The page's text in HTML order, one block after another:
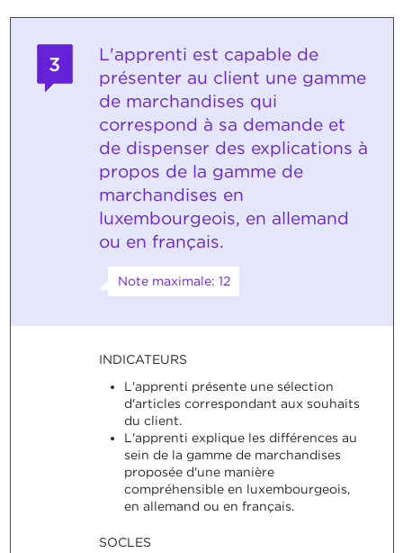
3
L'apprenti est capable de
présenter au client une gamme
de marchandises qui
correspond à sa demande et
de dispenser des explications à
propos de la gamme de
marchandises en
luxembourgeois, en allemand
ou en français.
Note maximale: 12
INDICATEURS
L'apprenti présente une sélection
d'articles correspondant aux souhaits
du client.
L'apprenti explique les différences au
sein de la gamme de marchandises
proposée d'une manière
compréhensible en luxembourgeois,
en allemand ou en français.
SOCLES